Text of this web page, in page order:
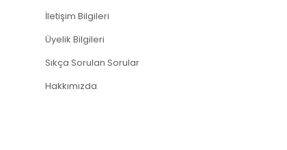
İletişim Bilgileri
Üyelik Bilgileri
Sıkça Sorulan Sorular
Hakkımızda